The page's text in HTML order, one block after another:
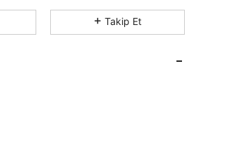
634 87K
Takip Et